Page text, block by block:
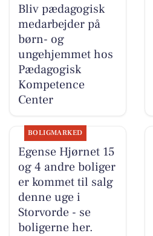
Bliv pædagogisk
medarbejder på
børn- og
ungehjemmet hos
Pædagogisk
Kompetence
Center
BOLIGMARKED
Egense Hjørnet 15
og 4 andre boliger
er kommet til salg
denne uge i
Storvorde - se
boligerne her.